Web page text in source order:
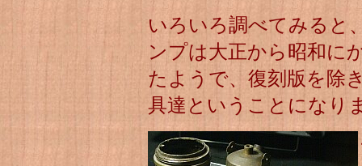
いろいろ調べてみると
ンプは大正から昭和に
たようで、復刻版を除
具達ということになり